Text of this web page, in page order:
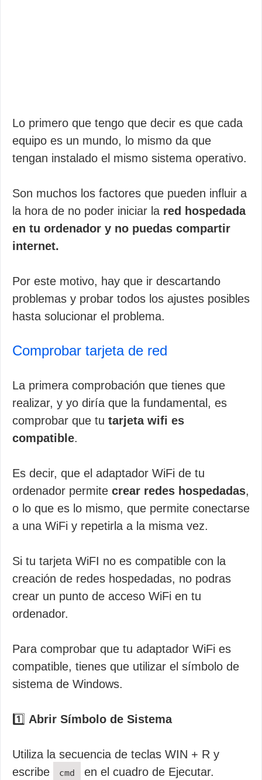
Lo primero que tengo que decir es que cada
equipo es un mundo, lo mismo da que
tengan instalado el mismo sistema operativo.
Son muchos los factores que pueden influir a
la hora de no poder iniciar la red hospedada
en tu ordenador y no puedas compartir
internet.
Por este motivo, hay que ir descartando
problemas y probar todos los ajustes posibles
hasta solucionar el problema.
Comprobar tarjeta de red
La primera comprobación que tienes que
realizar, y yo diría que la fundamental, es
comprobar que tu tarjeta wifi es
compatible.
Es decir, que el adaptador WiFi de tu
ordenador permite crear redes hospedadas,
o lo que es lo mismo, que permite conectarse
a una WiFi y repetirla a la misma vez.
Si tu tarjeta WiFI no es compatible con la
creación de redes hospedadas, no podras
crear un punto de acceso WiFi en tu
ordenador.
Para comprobar que tu adaptador WiFi es
compatible, tienes que utilizar el símbolo de
sistema de Windows.
1️⃣ Abrir Símbolo de Sistema
Utiliza la secuencia de teclas WIN + R y
escribe
cmd en el cuadro de Ejecutar.